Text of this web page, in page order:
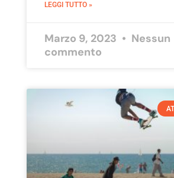
LEGGI TUTTO »
Marzo 9, 2023
Nessun
commento